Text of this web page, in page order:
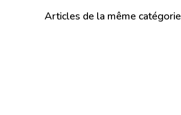
Articles de la même catégorie